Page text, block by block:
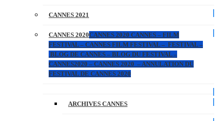
CANNES 2021
CANNES 2020CANNES 2020 CANNES – FILM
FESTIVAL – CANNES FILM FESTIVAL – FESTIVAL –
BLOG DE CANNES – BLOG DU FESTIVAL –
CANNES2020 – CANNES 2020 – ANNULATION DU
FESTIVAL DE CANNES 2020
ARCHIVES CANNES